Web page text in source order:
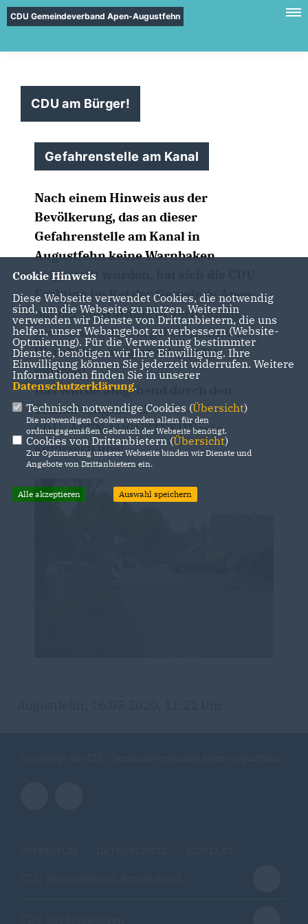
CDU Gemeindeverband Apen-Augustfehn
CDU am Bürger!
Gefahrenstelle am Kanal
Nach einem Hinweis aus der
Bevölkerung, das an dieser
Gefahrenstelle am Kanal in
Augustfehn keine Warnbaken
aufgestellt wurden, hat sich die CDU
Fraktion im Rat der Gemeinde Apen
mit der Verwaltung in Verbindung
gesetzt und darum gebeten, dass dort
Warnbaken aufgestellt werden
müssen!
Das wurde umgehend durch den
Bauhof umgesetzt!
CDU- APEN AUGUSTFEHN wir
kümmern uns!
Cookie Hinweis
Diese Webseite verwendet Cookies, die notwendig
sind, um die Webseite zu nutzen. Weiterhin
verwenden wir Dienste von Drittanbietern, die uns
helfen, unser Webangebot zu verbessern (Website-
Optmierung). Für die Verwendung bestimmter
Dienste, benötigen wir Ihre Einwilligung. Ihre
Einwilligung können Sie jederzeit widerrufen. Weitere
Informationen finden Sie in unserer
Datenschutzerklärung.
Technisch notwendige Cookies (Übersicht)
Die notwendigen Cookies werden allein für den
ordnungsgemäßen Gebrauch der Webseite benötigt.
Cookies von Drittanbietern (Übersicht)
Zur Optimierung unserer Webseite binden wir Dienste und
Angebote von Drittanbietern ein.
Alle akzeptieren Auswahl speichern